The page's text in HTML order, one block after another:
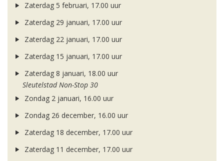
Zaterdag 5 februari, 17.00 uur
Zaterdag 29 januari, 17.00 uur
Zaterdag 22 januari, 17.00 uur
Zaterdag 15 januari, 17.00 uur
Zaterdag 8 januari, 18.00 uur
Sleutelstad Non-Stop 30
Zondag 2 januari, 16.00 uur
Zondag 26 december, 16.00 uur
Zaterdag 18 december, 17.00 uur
Zaterdag 11 december, 17.00 uur